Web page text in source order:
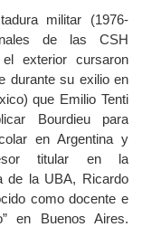
militar (1976-
de las CSH
exterior cursaron
durante su exilio en
que Emilio Tenti
Bourdieu para
en Argentina y
titular en la
de la UBA, Ricardo
como docente e
en Buenos Aires.